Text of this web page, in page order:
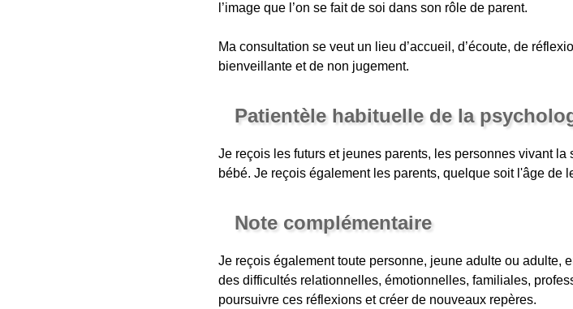
l’image que l’on se fait de soi dans son rôle de parent.
Ma consultation se veut un lieu d’accueil, d’écoute, de
bienveillante et de non jugement.
Patientèle habituelle de la
Je reçois les futurs et jeunes parents, les personnes vivant
bébé. Je reçois également les parents, quelque soit l'âge de
Note complémentaire
Je reçois également toute personne, jeune adulte ou adulte,
des difficultés relationnelles, émotionnelles, familiales,
poursuivre ces réflexions et créer de nouveaux repères.